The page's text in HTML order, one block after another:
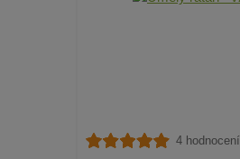
4 hodnocení